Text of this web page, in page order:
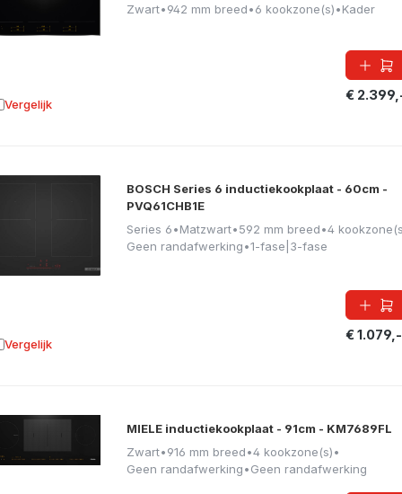
Zwart•942 mm breed•6 kookzone(s)•Kader
€
Vergelijk aan vergelijking
BOSCH Series 6 inductiekookplaat - 60cm -
PVQ61CHB1E
Series 6•Matzwart•592 mm breed•4
Geen randafwerking•1-fase|3-fase
€ 1.079,-
Vergelijk aan vergelijking
MIELE inductiekookplaat - 91cm - KM7689FL
Zwart•916 mm breed•4 kookzone(s)•
Geen randafwerking•Geen randafwerking